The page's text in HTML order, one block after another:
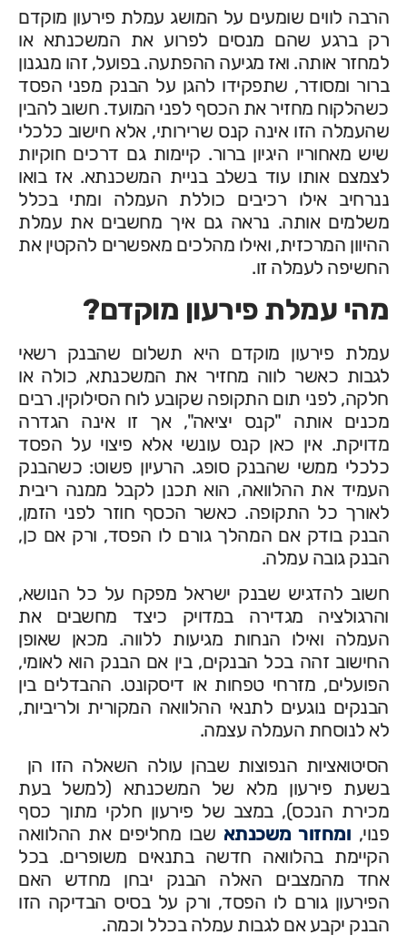
הרבה לווים שומעים על המושג עמלת פירעון מוקדם
רק ברגע שהם מנסים לפרוע את המשכנתא או
למחזר אותה. ואז מגיעה ההפתעה. בפועל, זהו מנגנון
ברור ומסודר, שתפקידו להגן על הבנק מפני הפסד
כשהלקוח מחזיר את הכסף לפני המועד. חשוב להבין
שהעמלה הזו אינה קנס שרירותי, אלא חישוב כלכלי
שיש מאחוריו היגיון ברור. קיימות גם דרכים חוקיות
לצמצם אותו עוד בשלב בניית המשכנתא. אז בואו
ננרחיב אילו רכיבים כוללת העמלה ומתי בכלל
משלמים אותה. נראה גם איך מחשבים את עמלת
ההיוון המרכזית, ואילו מהלכים מאפשרים להקטין את
החשיפה לעמלה זו.
מהי עמלת פירעון מוקדם?
עמלת פירעון מוקדם היא תשלום שהבנק רשאי
לגבות כאשר לווה מחזיר את המשכנתא, כולה או
חלקה, לפני תום התקופה שקובע לוח הסילוקין. רבים
מכנים אותה "קנס יציאה", אך זו אינה הגדרה
מדויקת. אין כאן קנס עונשי אלא פיצוי על הפסד
כלכלי ממשי שהבנק סופג. הרעיון פשוט: כשהבנק
העמיד את ההלוואה, הוא תכנן לקבל ממנה ריבית
לאורך כל התקופה. כאשר הכסף חוזר לפני הזמן,
הבנק בודק אם המהלך גורם לו הפסד, ורק אם כן,
הבנק גובה עמלה.
חשוב להדגיש שבנק ישראל מפקח על כל הנושא,
והרגולציה מגדירה במדויק כיצד מחשבים את
העמלה ואילו הנחות מגיעות ללווה. מכאן שאופן
החישוב זהה בכל הבנקים, בין אם הבנק הוא לאומי,
הפועלים, מזרחי טפחות או דיסקונט. ההבדלים בין
הבנקים נוגעים לתנאי ההלוואה המקורית ולריביות,
לא לנוסחת העמלה עצמה.
הסיטואציות הנפוצות שבהן עולה השאלה הזו הן
בשעת פירעון מלא של המשכנתא (למשל בעת
מכירת הנכס), במצב של פירעון חלקי מתוך כסף
פנוי, ומחזור משכנתא שבו מחליפים את ההלוואה
הקיימת בהלוואה חדשה בתנאים משופרים. בכל
אחד מהמצבים האלה הבנק יבחן מחדש האם
הפירעון גורם לו הפסד, ורק על בסיס הבדיקה הזו
הבנק יקבע אם לגבות עמלה בכלל וכמה.